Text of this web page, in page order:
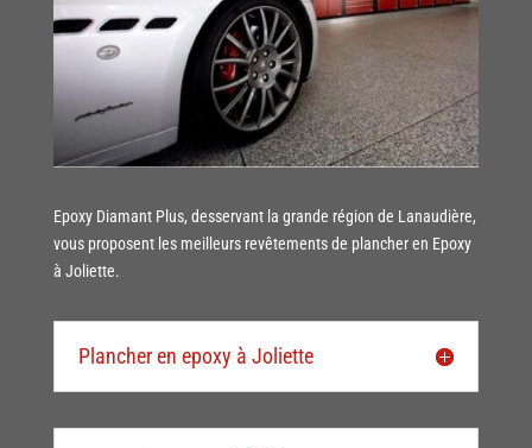
Epoxy Diamant Plus, desservant la grande région de Lanaudière,
vous proposent les meilleurs revêtements de plancher en Epoxy
à Joliette.
Plancher en epoxy à Joliette